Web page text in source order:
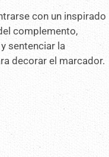
con un inspirado
complemento,
sentenciar la
decorar el marcador.